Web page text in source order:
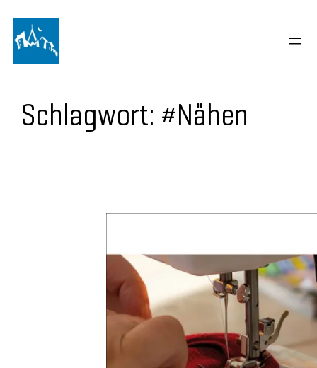
Schlagwort: #Nähen